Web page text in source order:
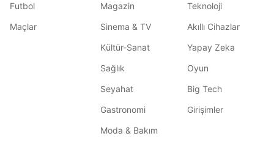
Futbol
Maçlar
Magazin
Sinema & TV
Kültür-Sanat
Sağlık
Seyahat
Gastronomi
Moda & Bakım
Teknoloji
Akıllı Cihazlar
Yapay Zeka
Oyun
Big Tech
Girişimler